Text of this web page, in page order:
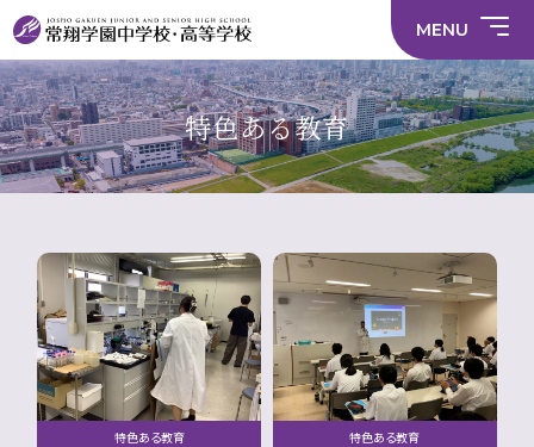
MENU
情
報
マ
ッ
プ
ー
ポ
リ
シ
ー
に
係
る
活
動
方
針
（中
に
係
る
活
動
方
針
（高
動
の
在
り
方
に
関
す
方
針
い
じ
め
防
止
基
本
務
学
校
在
数・
通
学
地
域
就
活
ハ
ラ
ト
止・
相
窓
口
年間
施設
中学校
部活
動
メディア掲載
特色ある教育
特色ある教育 特色ある教育